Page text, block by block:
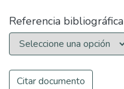
Referencia bibliográfica
Citar documento